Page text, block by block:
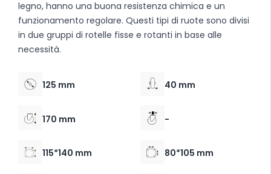
legno, hanno una buona resistenza chimica e un
funzionamento regolare. Questi tipi di ruote sono divisi
in due gruppi di rotelle fisse e rotanti in base alle
necessità.
125 mm 40 mm
170 mm -
115*140 mm 80*105 mm